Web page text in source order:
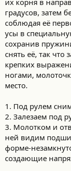
их корня в
градусов, затем
соблюдая её
усы в
сохранив
снять её, так что
крепких
ногами,
место.
1. Под рулем
2. Залезаем под
3. Молотком и
ней видим
форме-
создающие